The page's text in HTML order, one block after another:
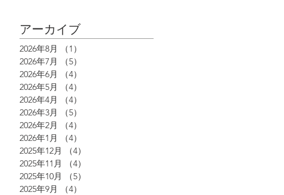
アーカイブ
2026年8月 （1）
2026年7月
（5）
2026年6月
（4）
2026年5月
（4）
2026年4月
（4）
2026年3月
（5）
2026年2月
（4）
2026年1月
（4）
2025年12月
（4）
2025年11月
（4）
2025年10月
（5）
2025年9月
（4）